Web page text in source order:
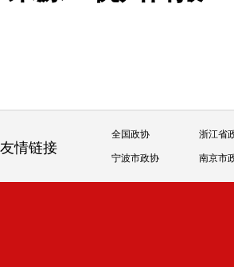
友情链接
全国政协 浙江省
宁波市政协 南京市